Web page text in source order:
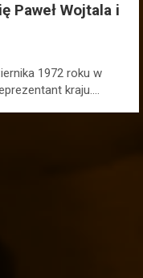
Paweł Wojtala i
1972 roku w
kraju.…